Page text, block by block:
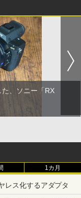
、ソニー「RX
1カ月
レス化するアダプタ